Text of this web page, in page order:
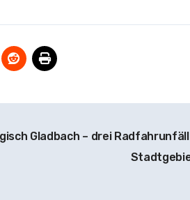
Gladbach – drei